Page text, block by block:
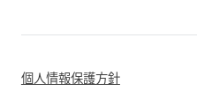
個人情報保護方針